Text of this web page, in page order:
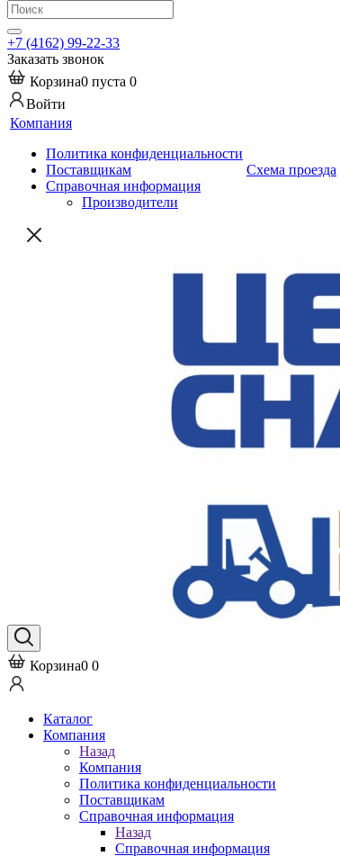
+7 (4162) 99-22-33
Заказать звонок
Корзина0 пуста 0
Войти
Компания
Политика конфиденциальности
Поставщикам
Справочная информация
Производители
Схема проезда
Корзина0 0
Каталог
Компания
Назад
Компания
Политика конфиденциальности
Поставщикам
Справочная информация
Назад
Справочная информация